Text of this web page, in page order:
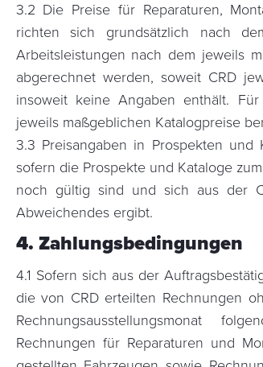
3.2 Die Preise für Reparaturen,
richten sich grundsätzlich nach
Arbeitsleistungen nach dem jeweils
abgerechnet werden, soweit CRD
insoweit keine Angaben enthält.
jeweils maßgeblichen Katalogpreise
3.3 Preisangaben in Prospekten
sofern die Prospekte und Kataloge
noch gültig sind und sich aus der
Abweichendes ergibt.
4. Zahlungsbedingungen
4.1 Sofern sich aus der
die von CRD erteilten Rechnungen
Rechnungsausstellungsmonat
Rechnungen für Reparaturen und